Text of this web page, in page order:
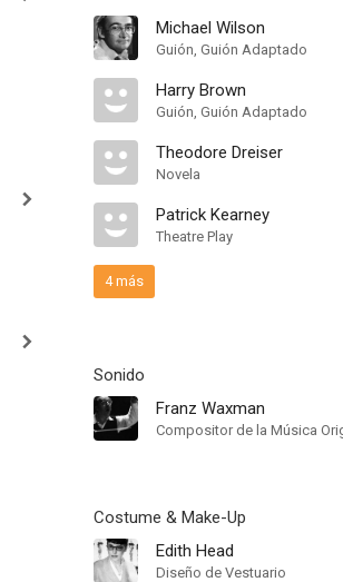
Michael Wilson
Guión, Guión Adaptado
Harry Brown
Guión, Guión Adaptado
Theodore Dreiser
Novela
Patrick Kearney
Theatre Play
4 más
Sonido
Franz Waxman
Compositor de la Música
Costume & Make-Up
Edith Head
Diseño de Vestuario